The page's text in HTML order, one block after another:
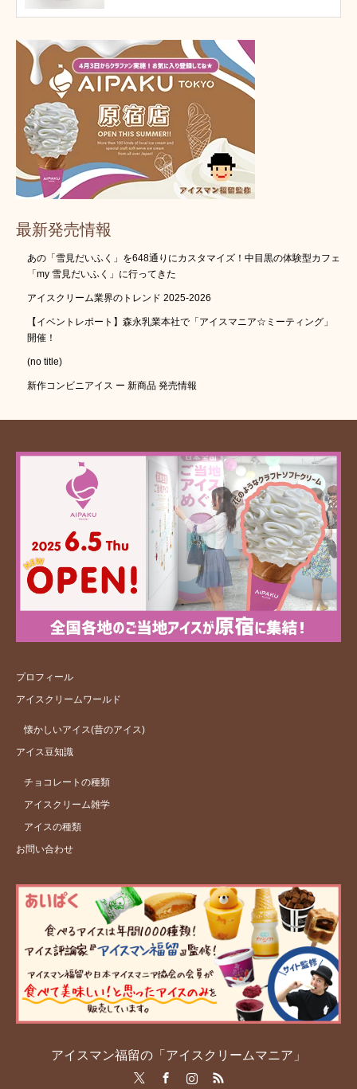
最新発売情報
あの「雪見だいふく」を648通りにカスタマイズ！中目黒の体験型カフェ
「my 雪見だいふく」に行ってきた
アイスクリーム業界のトレンド 2025-2026
【イベントレポート】森永乳業本社で「アイスマニア☆ミーティング」
開催！
(no title)
新作コンビニアイス ー 新商品 発売情報
プロフィール
アイスクリームワールド
懐かしいアイス(昔のアイス)
アイス豆知識
チョコレートの種類
アイスクリーム雑学
アイスの種類
お問い合わせ
アイスマン福留の「アイスクリームマニア」
RSS